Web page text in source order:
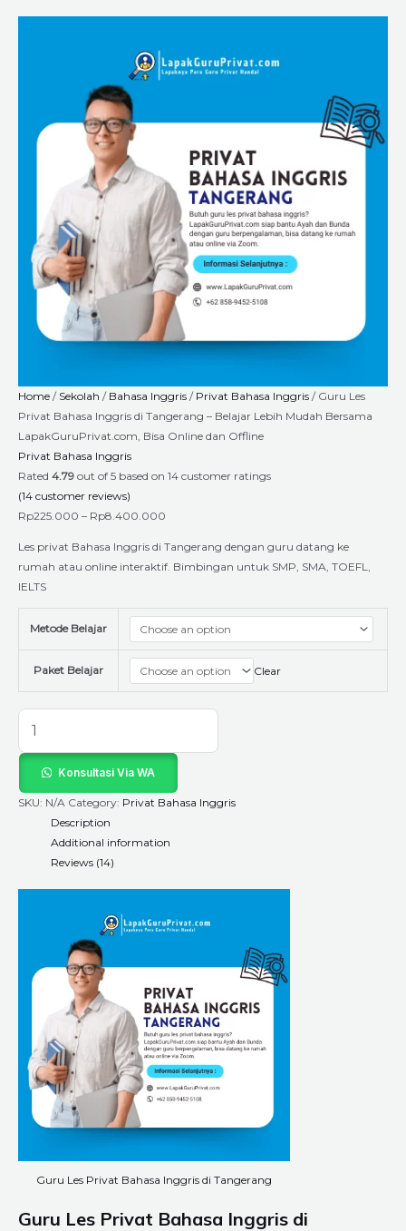
Home / Sekolah / Bahasa Inggris / Privat Bahasa Inggris / Guru Les
Privat Bahasa Inggris di Tangerang – Belajar Lebih Mudah Bersama
LapakGuruPrivat.com, Bisa Online dan Offline
Privat Bahasa Inggris
Rated 4.79 out of 5 based on 14 customer ratings
(14 customer reviews)
Rp225.000 – Rp8.400.000
through
Les privat Bahasa Inggris di Tangerang dengan guru datang ke
rumah atau online interaktif. Bimbingan untuk SMP, SMA, TOEFL,
IELTS
Metode Belajar
Paket Belajar Clear
Tangerang
Bersama
LapakGuruPrivat.com,
Bisa
Online
Offline
Konsultasi Via WA
SKU: N/A Category: Privat Bahasa Inggris
Description
Additional information
Reviews (14)
Guru Les Privat Bahasa Inggris di Tangerang
Guru Les Privat Bahasa Inggris di